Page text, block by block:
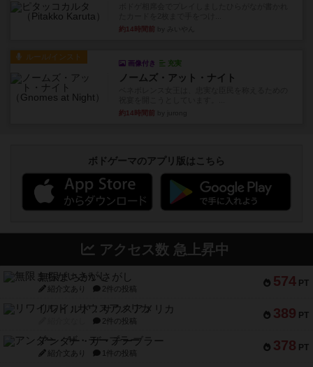
約14時間前
ルール/インスト
画像付き 充実
ノームズ・アット・ナイト
約14時間前
ボドゲーマのアプリ版はこちら
アクセス数 急上昇中
574 PT
無限まちがいさがし
紹介文あり 2件の投稿
389 PT
リワイルド：サウスアメリカ
2件の投稿
378 PT
アンダー・ザ・テーブラー
紹介文あり 1件の投稿